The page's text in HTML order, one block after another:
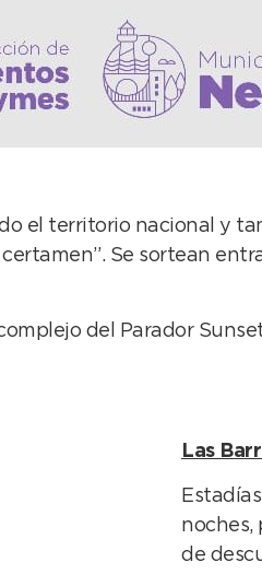
el territorio nacional y
Se sortean
del Parador
Las
noches,
de